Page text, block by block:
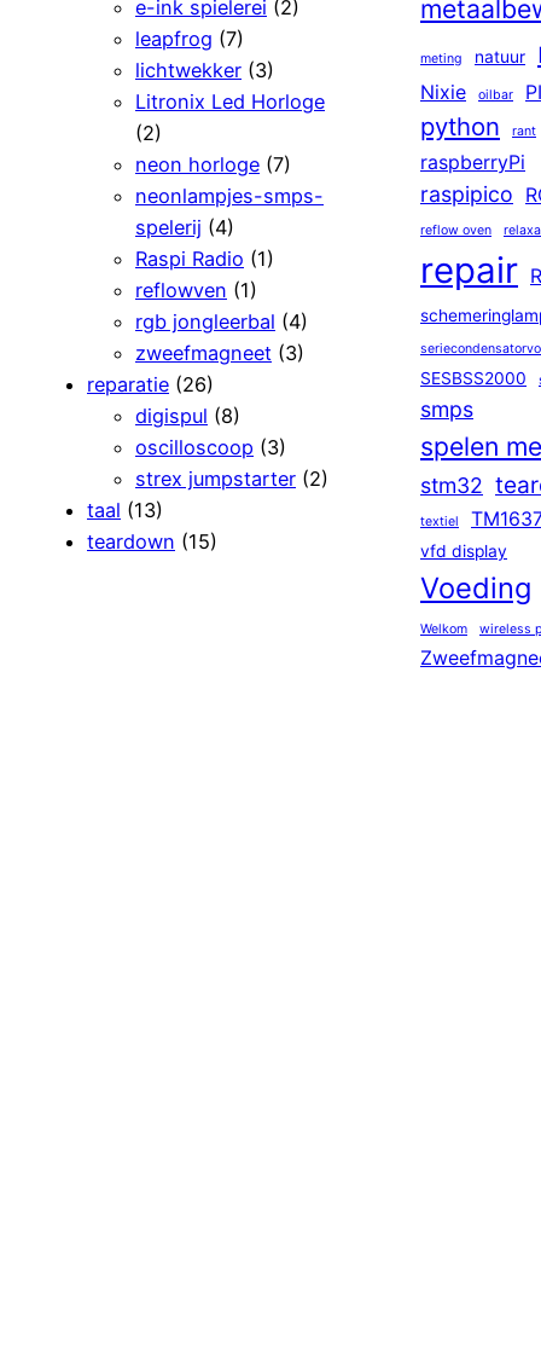
e-ink spielerei (2)
leapfrog (7)
lichtwekker (3)
Litronix Led Horloge
(2)
neon horloge (7)
neonlampjes-smps-
spelerij (4)
Raspi Radio (1)
reflowven (1)
rgb jongleerbal (4)
zweefmagneet (3)
reparatie (26)
digispul (8)
oscilloscoop (3)
strex jumpstarter (2)
taal (13)
teardown (15)
meting natuur
Nixie oilbar
python rant
raspberryPi
raspipico
reflow oven
repair
SESBSS2000
smps
spelen
stm32
textiel
vfd display
Voeding
Welkom wireless